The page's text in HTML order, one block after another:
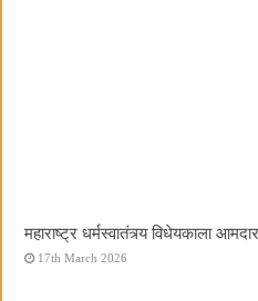
महाराष्ट्र धर्मस्वातंत्र्य विधेयकाला
17th March 2026